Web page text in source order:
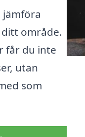
område.
får du inte
utan
som